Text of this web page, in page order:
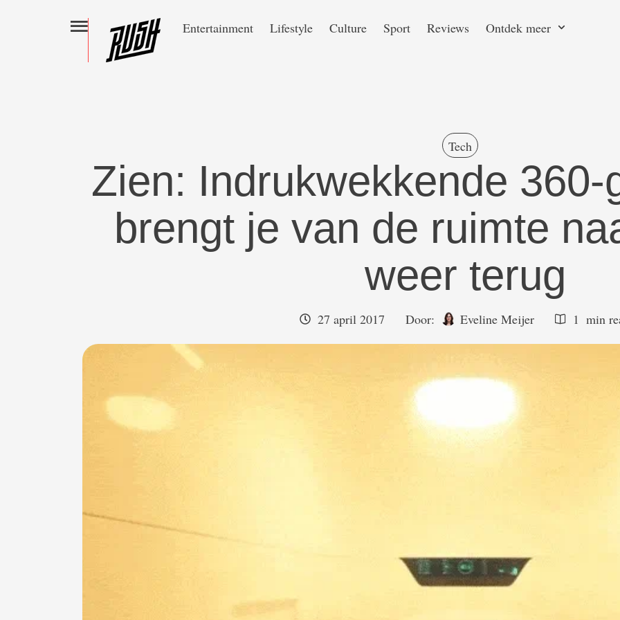
Entertainment Lifestyle Culture Sport Reviews Ontdek meer
Tech
Zien: Indrukwekkende 360-
brengt je van de ruimte
weer terug
27 april 2017 Door: Eveline Meijer 1 min